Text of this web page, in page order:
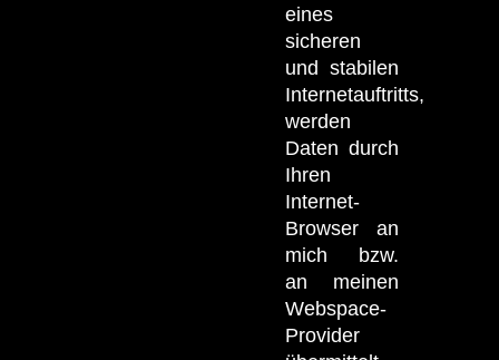
eines
sicheren
und stabilen
Internetauftritts,
werden
Daten durch
Ihren
Internet-
Browser an
mich bzw.
an meinen
Webspace-
Provider